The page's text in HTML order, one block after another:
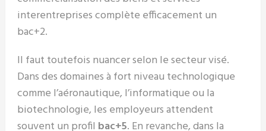
interentreprises complète efficacement un
bac+2.
Il faut toutefois nuancer selon le secteur visé.
Dans des domaines à fort niveau technologique
comme l’aéronautique, l’informatique ou la
biotechnologie, les employeurs attendent
souvent un profil bac+5. En revanche, dans la